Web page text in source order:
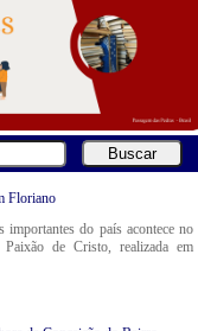
Floriano
importantes do país acontece no
de Cristo, realizada em